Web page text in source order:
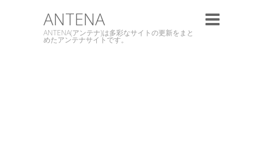
ANTENA
ANTENA(アンテナ)は多彩なサイトの更新をまと
めたアンテナサイトです。